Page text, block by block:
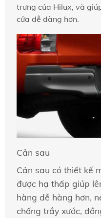
trưng của Hilux, và
cửa dễ dàng hơn.
Cản sau
Cản sau có thiết kế
được hạ thấp giúp
hàng dễ hàng hơn,
chống trầy xước,